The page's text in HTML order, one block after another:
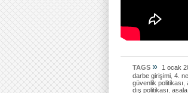
TAGS » 1 ocak
darbe girişimi 4.
güvenlik politikası
dış politikası asala